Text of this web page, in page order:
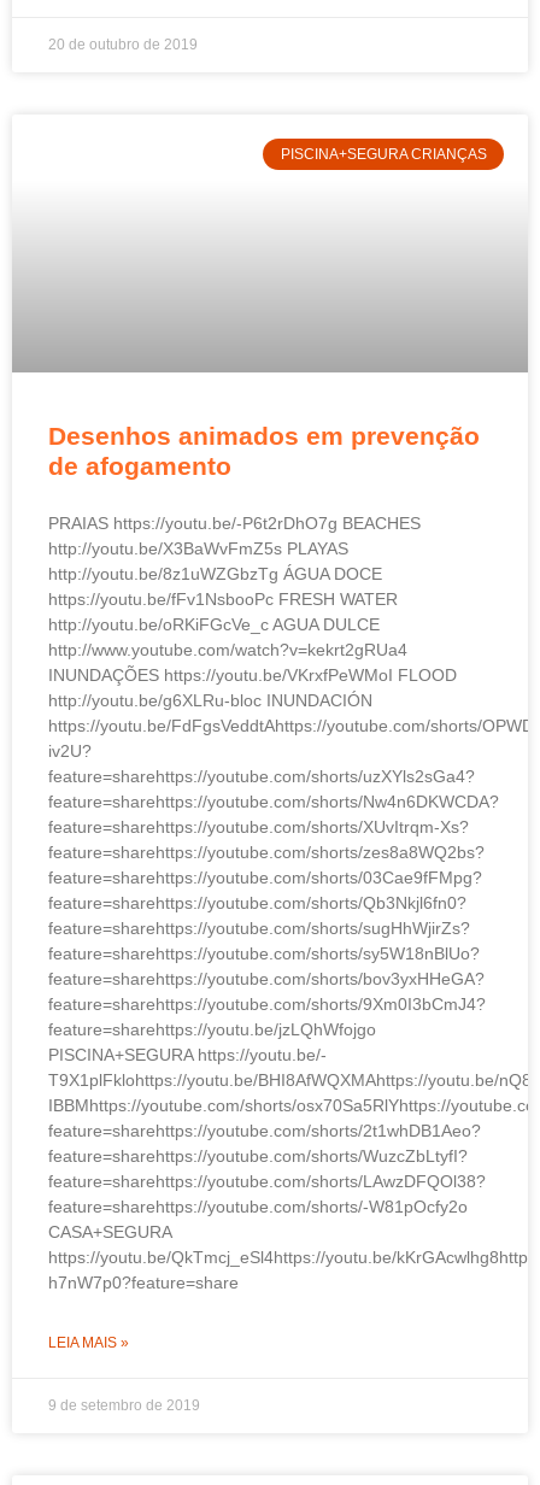
20 de outubro de 2019
PISCINA+SEGURA CRIANÇAS
Desenhos animados em prevenção
de afogamento
PRAIAS https://youtu.be/-P6t2rDhO7g BEACHES
http://youtu.be/X3BaWvFmZ5s PLAYAS
http://youtu.be/8z1uWZGbzTg ÁGUA DOCE
https://youtu.be/fFv1NsbooPc FRESH WATER
http://youtu.be/oRKiFGcVe_c AGUA DULCE
http://www.youtube.com/watch?v=kekrt2gRUa4
INUNDAÇÕES https://youtu.be/VKrxfPeWMoI FLOOD
http://youtu.be/g6XLRu-bloc INUNDACIÓN
https://youtu.be/FdFgsVeddtAhttps://youtube.com/shorts/
iv2U?
feature=sharehttps://youtube.com/shorts/uzXYls2sGa4?
feature=sharehttps://youtube.com/shorts/Nw4n6DKWCDA?
feature=sharehttps://youtube.com/shorts/XUvItrqm-Xs?
feature=sharehttps://youtube.com/shorts/zes8a8WQ2bs?
feature=sharehttps://youtube.com/shorts/03Cae9fFMpg?
feature=sharehttps://youtube.com/shorts/Qb3Nkjl6fn0?
feature=sharehttps://youtube.com/shorts/sugHhWjirZs?
feature=sharehttps://youtube.com/shorts/sy5W18nBlUo?
feature=sharehttps://youtube.com/shorts/bov3yxHHeGA?
feature=sharehttps://youtube.com/shorts/9Xm0I3bCmJ4?
feature=sharehttps://youtu.be/jzLQhWfojgo
PISCINA+SEGURA https://youtu.be/-
T9X1plFklohttps://youtu.be/BHI8AfWQXMAhttps://youtu.be/
IBBMhttps://youtube.com/shorts/osx70Sa5RlYhttps://
feature=sharehttps://youtube.com/shorts/2t1whDB1Aeo?
feature=sharehttps://youtube.com/shorts/WuzcZbLtyfI?
feature=sharehttps://youtube.com/shorts/LAwzDFQOl38?
feature=sharehttps://youtube.com/shorts/-W81pOcfy2o
CASA+SEGURA
https://youtu.be/QkTmcj_eSl4https://youtu.be/
h7nW7p0?feature=share
LEIA MAIS »
9 de setembro de 2019